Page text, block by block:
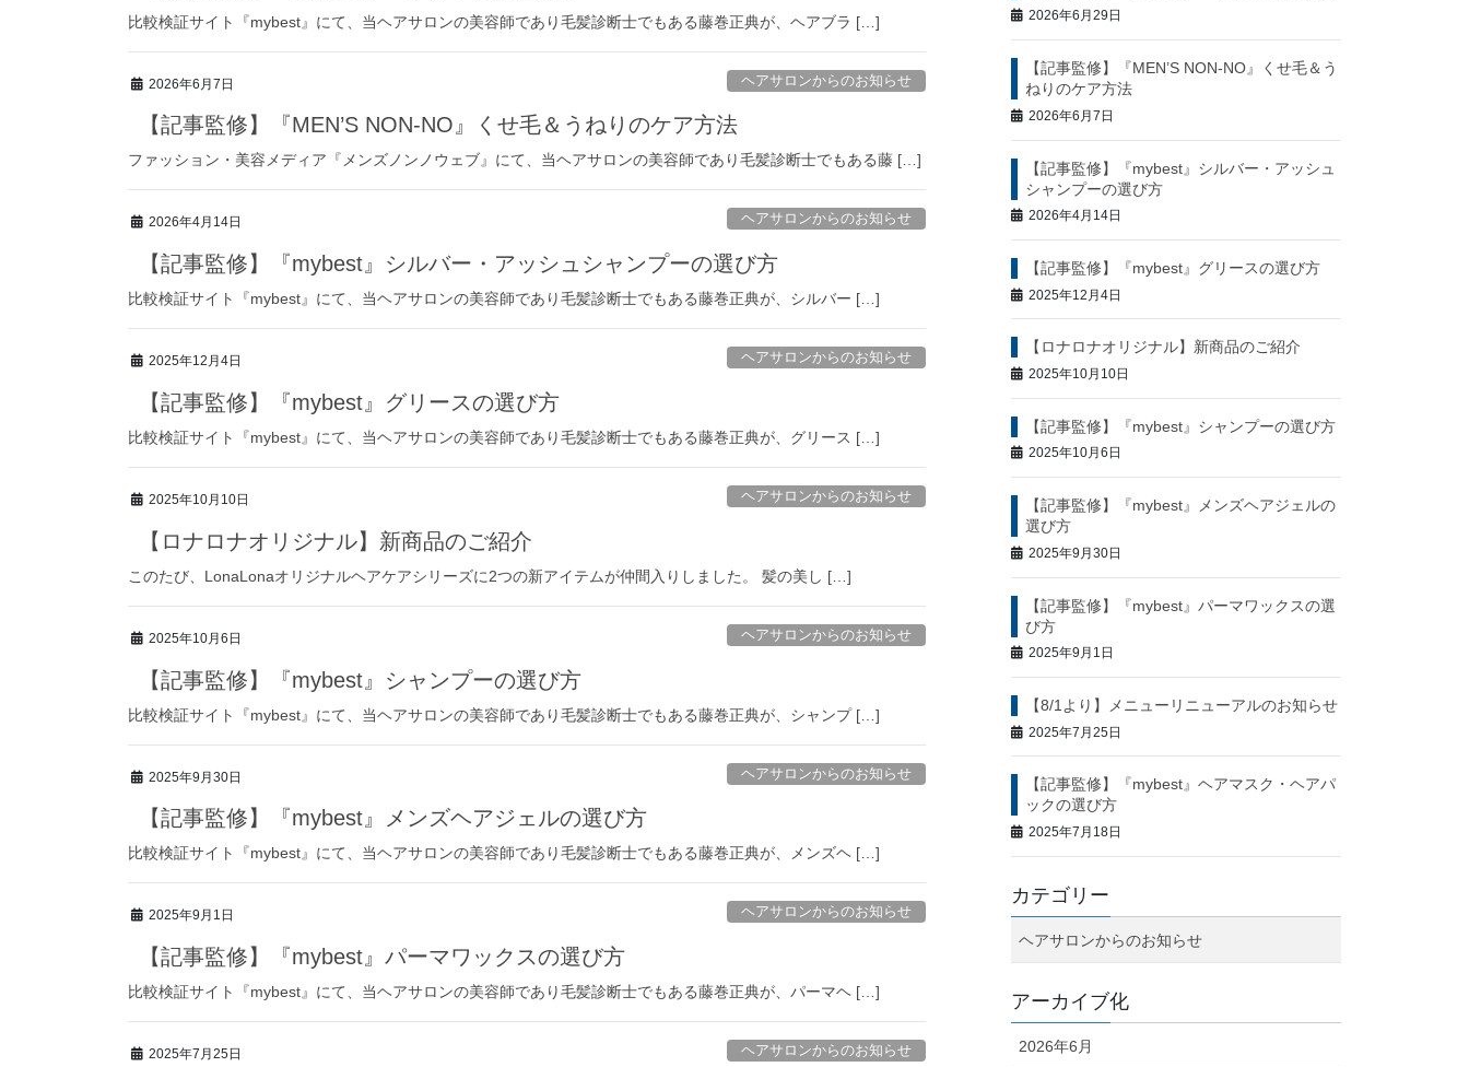
比較検証サイト『mybest』にて、当ヘアサロンの美容師であり毛髪診断士でもある藤巻正典が、ヘアブラ […]
2026年6月7日 ヘアサロンからのお知らせ
【記事監修】『MEN’S NON-NO』くせ毛＆うねりのケア方法
ファッション・美容メディア『メンズノンノウェブ』にて、当ヘアサロンの美容師であり毛髪診断士でもある藤 […]
2026年4月14日 ヘアサロンからのお知らせ
【記事監修】『mybest』シルバー・アッシュシャンプーの選び方
比較検証サイト『mybest』にて、当ヘアサロンの美容師であり毛髪診断士でもある藤巻正典が、シルバー […]
2025年12月4日 ヘアサロンからのお知らせ
【記事監修】『mybest』グリースの選び方
比較検証サイト『mybest』にて、当ヘアサロンの美容師であり毛髪診断士でもある藤巻正典が、グリース […]
2025年10月10日 ヘアサロンからのお知らせ
【ロナロナオリジナル】新商品のご紹介
このたび、LonaLonaオリジナルヘアケアシリーズに2つの新アイテムが仲間入りしました。 髪の美し […]
2025年10月6日 ヘアサロンからのお知らせ
【記事監修】『mybest』シャンプーの選び方
比較検証サイト『mybest』にて、当ヘアサロンの美容師であり毛髪診断士でもある藤巻正典が、シャンプ […]
2025年9月30日 ヘアサロンからのお知らせ
【記事監修】『mybest』メンズヘアジェルの選び方
比較検証サイト『mybest』にて、当ヘアサロンの美容師であり毛髪診断士でもある藤巻正典が、メンズヘ […]
2025年9月1日 ヘアサロンからのお知らせ
【記事監修】『mybest』パーマワックスの選び方
比較検証サイト『mybest』にて、当ヘアサロンの美容師であり毛髪診断士でもある藤巻正典が、パーマヘ […]
2025年7月25日 ヘアサロンからのお知らせ
2026年6月29日
【記事監修】『MEN’S NON-NO』くせ毛＆う
ねりのケア方法
2026年6月7日
【記事監修】『mybest』シルバー・アッシュ
シャンプーの選び方
2026年4月14日
【記事監修】『mybest』グリースの選び方
2025年12月4日
【ロナロナオリジナル】新商品のご紹介
2025年10月10日
【記事監修】『mybest』シャンプーの選び方
2025年10月6日
【記事監修】『mybest』メンズヘアジェルの
選び方
2025年9月30日
【記事監修】『mybest』パーマワックスの選
び方
2025年9月1日
【8/1より】メニューリニューアルのお知らせ
2025年7月25日
【記事監修】『mybest』ヘアマスク・ヘアパ
ックの選び方
2025年7月18日
カテゴリー
ヘアサロンからのお知らせ
アーカイブ化
2026年6月